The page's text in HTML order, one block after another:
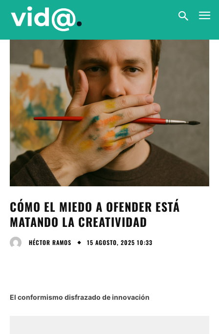
CÓMO EL MIEDO A OFENDER ESTÁ
MATANDO LA CREATIVIDAD
HÉCTOR RAMOS 15 AGOSTO, 2025 10:33
El conformismo disfrazado de innovación